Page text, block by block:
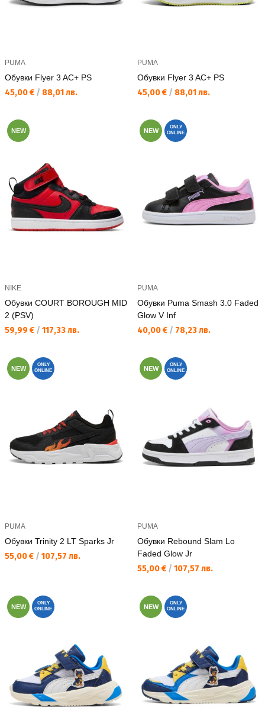
PUMA
Обувки Flyer 3 AC+ PS
Текуща цена:
45,00 € / 88,01 лв.
PUMA
Обувки Flyer 3 AC+ PS
Текуща цена:
45,00 € / 88,01 лв.
NEW
NIKE
Обувки COURT BOROUGH MID
2 (PSV)
Текуща цена:
59,99 € / 117,33 лв.
NEW
ONLY
ONLINE
PUMA
Обувки Puma Smash 3.0 Faded
Glow V Inf
Текуща цена:
40,00 € / 78,23 лв.
NEW
ONLY
ONLINE
PUMA
Обувки Trinity 2 LT Sparks Jr
Текуща цена:
55,00 € / 107,57 лв.
NEW
ONLY
ONLINE
PUMA
Обувки Rebound Slam Lo
Faded Glow Jr
Текуща цена:
55,00 € / 107,57 лв.
NEW
ONLY
ONLINE
NEW
ONLY
ONLINE